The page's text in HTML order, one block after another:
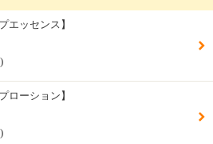
エッセンス】
ローション】